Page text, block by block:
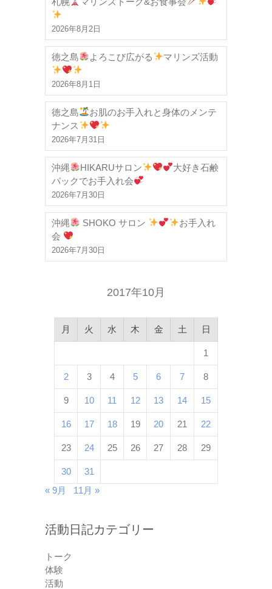
2026年8月2日
徳之島 よろこび広がる マリンズ活動
2026年8月1日
徳之島
お肌のお手入れと身体のメンテ
ナンス
2026年7月31日
沖縄 HIKARUサロン
大好き石鹸
パックでお手入れ会
2026年7月30日
沖縄 SHOKO サロン
お手入れ
会
2026年7月30日
2017年10月
月 火 水 木 金 土 日
1
2 3 4 5 6 7 8
9 10 11 12 13 14 15
16 17 18 19 20 21 22
23 24 25 26 27 28 29
30
31
« 9月
11月 »
活動日記カテゴリー
トーク
体験
活動